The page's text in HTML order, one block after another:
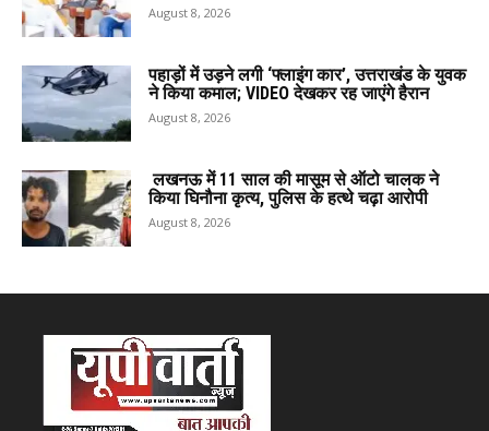
August 8, 2026
पहाड़ों में उड़ने लगी ‘फ्लाइंग कार’, उत्तराखंड के युवक
ने किया कमाल; VIDEO देखकर रह जाएंगे हैरान
August 8, 2026
लखनऊ में 11 साल की मासूम से ऑटो चालक ने
किया घिनौना कृत्य, पुलिस के हत्थे चढ़ा आरोपी
August 8, 2026